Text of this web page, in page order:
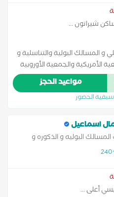
شيراتون...
و المسالك البولية والتناسلية و
الجمعية الأمريكية والجمعية الأوروبية
مواعيد الحجز
الحضور
اسماعيل
البوليه و الذكوره و
240
أعلى...